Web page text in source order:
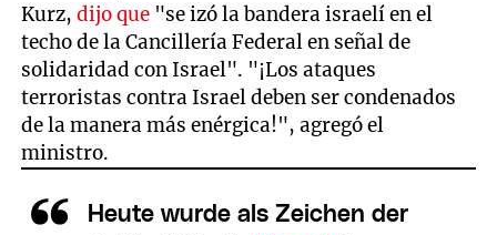
Kurz,dijo que "se izó la bandera israelí en el
techo de la Cancillería Federal en señal de
solidaridad con Israel". "¡Los ataques
terroristas contra Israel deben ser condenados
de la manera más enérgica!", agregó el
ministro.
Heute wurde als Zeichen der